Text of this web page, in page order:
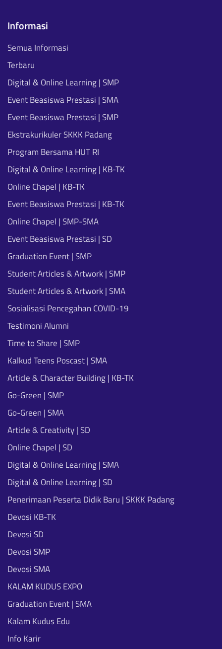
Informasi
Semua Informasi
Terbaru
Digital & Online Learning | SMP
Event Beasiswa Prestasi | SMA
Event Beasiswa Prestasi | SMP
Ekstrakurikuler SKKK Padang
Program Bersama HUT RI
Digital & Online Learning | KB-TK
Online Chapel | KB-TK
Event Beasiswa Prestasi | KB-TK
Online Chapel | SMP-SMA
Event Beasiswa Prestasi | SD
Graduation Event | SMP
Student Articles & Artwork | SMP
Student Articles & Artwork | SMA
Sosialisasi Pencegahan COVID-19
Testimoni Alumni
Time to Share | SMP
Kalkud Teens Poscast | SMA
Article & Character Building | KB-TK
Go-Green | SMP
Go-Green | SMA
Article & Creativity | SD
Online Chapel | SD
Digital & Online Learning | SMA
Digital & Online Learning | SD
Penerimaan Peserta Didik Baru | SKKK Padang
Devosi KB-TK
Devosi SD
Devosi SMP
Devosi SMA
KALAM KUDUS EXPO
Graduation Event | SMA
Kalam Kudus Edu
Info Karir